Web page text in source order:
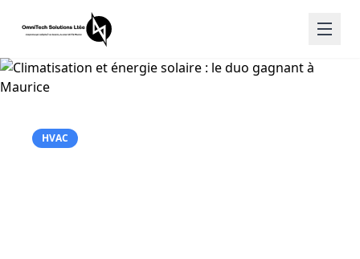
HVAC